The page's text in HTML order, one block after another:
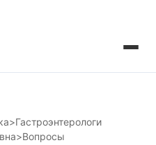
>Гастроэнтерологи
>Вопросы